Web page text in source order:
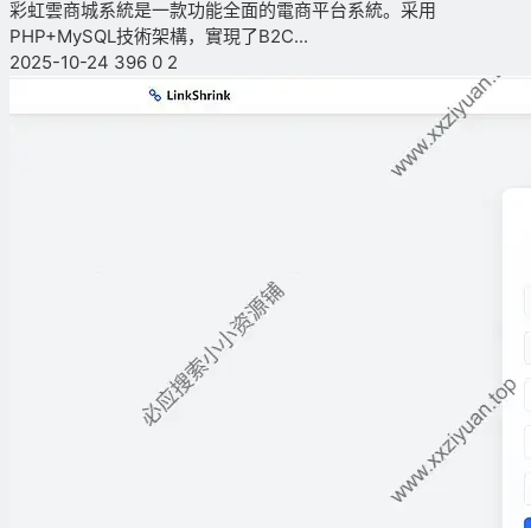
彩虹雲商城系統是一款功能全面的電商平台系統。采用
PHP+MySQL技術架構，實現了B2C...
2025-10-24 396 0 2